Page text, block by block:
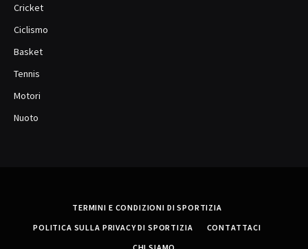
Cricket
Ciclismo
Basket
Tennis
Motori
Nuoto
TERMINI E CONDIZIONI DI SPORTIZIA
POLITICA SULLA PRIVACY DI SPORTIZIA
CONTATTACI
CHI SIAMO